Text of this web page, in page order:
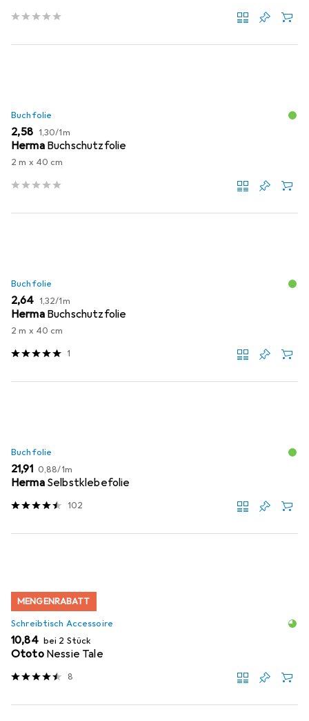
Buchfolie
EUR
2,58 EUR
1,30/1m
Herma Buchschutzfolie
2 m x 40 cm
Buchfolie
EUR
2,64 EUR
1,32/1m
Herma Buchschutzfolie
2 m x 40 cm
1
Buchfolie
EUR
21,91 EUR
0,88/1m
Herma Selbstklebefolie
102
MENGENRABATT
Schreibtisch Accessoire
EUR
10,84 bei 2 Stück
Ototo Nessie Tale
8